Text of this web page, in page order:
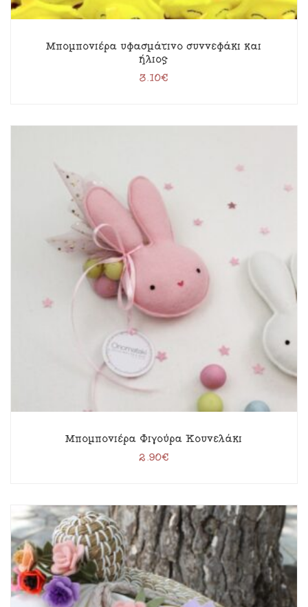
Μπομπονιέρα υφασμάτινο συννεφάκι και
ήλιος
3.10€
Μπομπονιέρα Φιγούρα Κουνελάκι
2.90€